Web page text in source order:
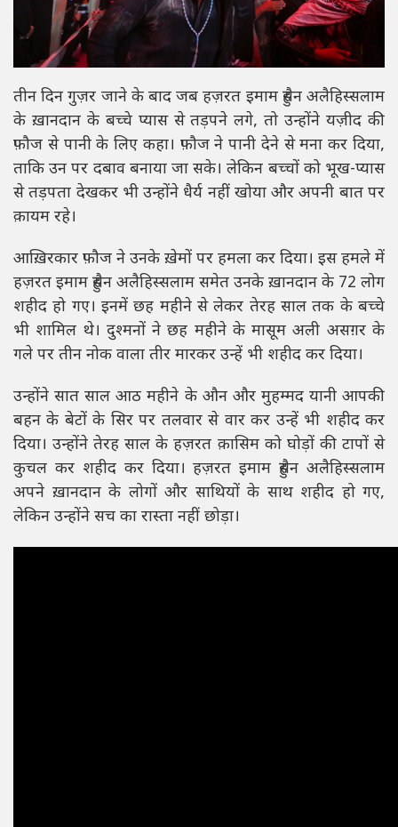
तीन दिन गुज़र जाने के बाद जब हज़रत इमाम हुसैन अलैहिस्सलाम
के ख़ानदान के बच्चे प्यास से तड़पने लगे, तो उन्होंने यज़ीद की
फ़ौज से पानी के लिए कहा। फ़ौज ने पानी देने से मना कर दिया,
ताकि उन पर दबाव बनाया जा सके। लेकिन बच्चों को भूख-प्यास
से तड़पता देखकर भी उन्होंने धैर्य नहीं खोया और अपनी बात पर
क़ायम रहे।
आख़िरकार फ़ौज ने उनके ख़ेमों पर हमला कर दिया। इस हमले में
हज़रत इमाम हुसैन अलैहिस्सलाम समेत उनके ख़ानदान के 72 लोग
शहीद हो गए। इनमें छह महीने से लेकर तेरह साल तक के बच्चे
भी शामिल थे। दुश्मनों ने छह महीने के मासूम अली असग़र के
गले पर तीन नोक वाला तीर मारकर उन्हें भी शहीद कर दिया।
उन्होंने सात साल आठ महीने के औन और मुहम्मद यानी आपकी
बहन के बेटों के सिर पर तलवार से वार कर उन्हें भी शहीद कर
दिया। उन्होंने तेरह साल के हज़रत क़ासिम को घोड़ों की टापों से
कुचल कर शहीद कर दिया। हज़रत इमाम हुसैन अलैहिस्सलाम
अपने ख़ानदान के लोगों और साथियों के साथ शहीद हो गए,
लेकिन उन्होंने सच का रास्ता नहीं छोड़ा।